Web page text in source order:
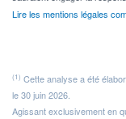
Lire les mentions légales
(1) Cette analyse a été
le 30 juin 2026.
Agissant exclusivement en